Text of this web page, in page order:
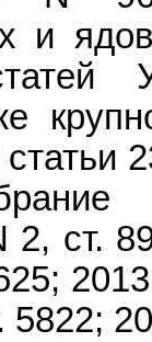
и
ст.
5822;